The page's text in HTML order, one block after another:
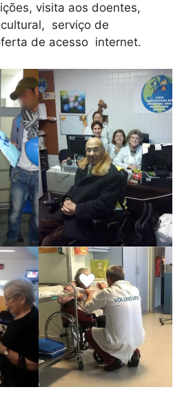
visita aos doentes,
serviço de
de acesso internet.